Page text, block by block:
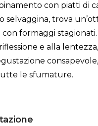
con piatti di
selvaggina, trova
con formaggi
e alla
le sfumature.